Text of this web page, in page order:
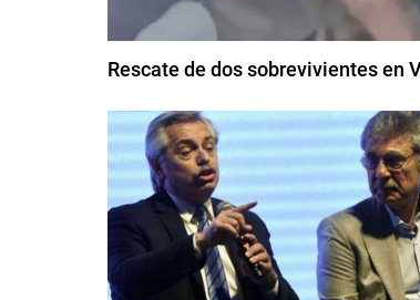
Rescate de dos sobrevivientes en